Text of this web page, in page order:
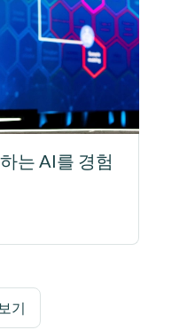
는 AI를 경험
기